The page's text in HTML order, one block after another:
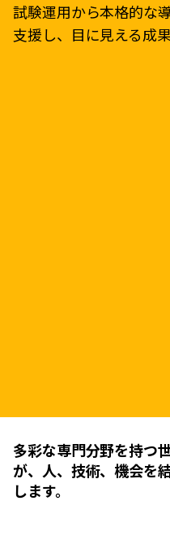
試験運用から本格的な
支援し、目に見える成
多彩な専門分野を持つ
が、人、技術、機会を
します。